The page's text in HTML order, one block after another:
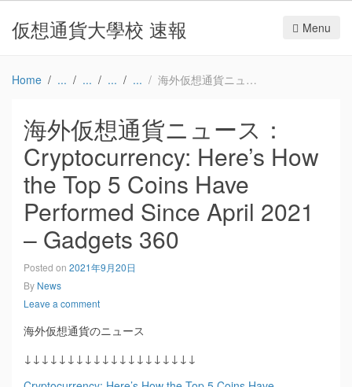
仮想通貨大學校 速報 Menu
Home 海外仮想通貨ニュース：Cryptocurrency: Here’s How the Top 5 Coins Have Performed Since April 2021 – Gadgets 360
海外仮想通貨ニュース：
Cryptocurrency: Here’s How
the Top 5 Coins Have
Performed Since April 2021
– Gadgets 360
Posted on 2021年9月20日
By News
Leave a comment
海外仮想通貨のニュース
↓↓↓↓↓↓↓↓↓↓↓↓↓↓↓↓↓↓↓↓